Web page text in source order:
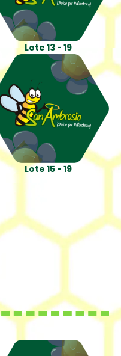
Lote 13 - 19
Lote 15 - 19